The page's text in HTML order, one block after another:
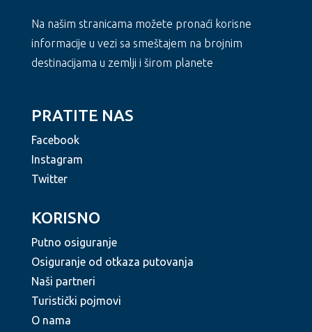
Na našim stranicama možete pronaći korisne
informacije u vezi sa smeštajem na brojnim
destinacijama u zemlji i širom planete
PRATITE NAS
Facebook
Instagram
Twitter
KORISNO
Putno osiguranje
Osiguranje od otkaza putovanja
Naši partneri
Turistički pojmovi
O nama